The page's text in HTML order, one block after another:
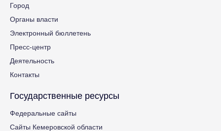
Город
Органы власти
Электронный бюллетень
Пресс-центр
Деятельность
Контакты
Государственные ресурсы
Федеральные сайты
Сайты Кемеровской области